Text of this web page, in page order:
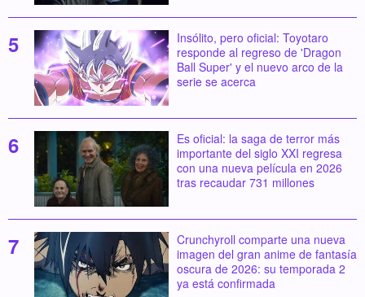
Insólito, pero oficial: Toyotaro
responde al regreso de 'Dragon
Ball Super' y el nuevo arco de la
serie se acerca
Es oficial: la saga de terror más
importante del siglo XXI regresa
con una nueva película en 2026
tras recaudar 731 millones
Crunchyroll comparte una nueva
imagen del gran anime de fantasía
oscura de 2026: su temporada 2
ya está confirmada